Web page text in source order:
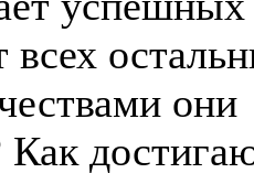
они
Как